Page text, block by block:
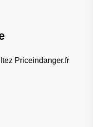
Priceindanger.fr